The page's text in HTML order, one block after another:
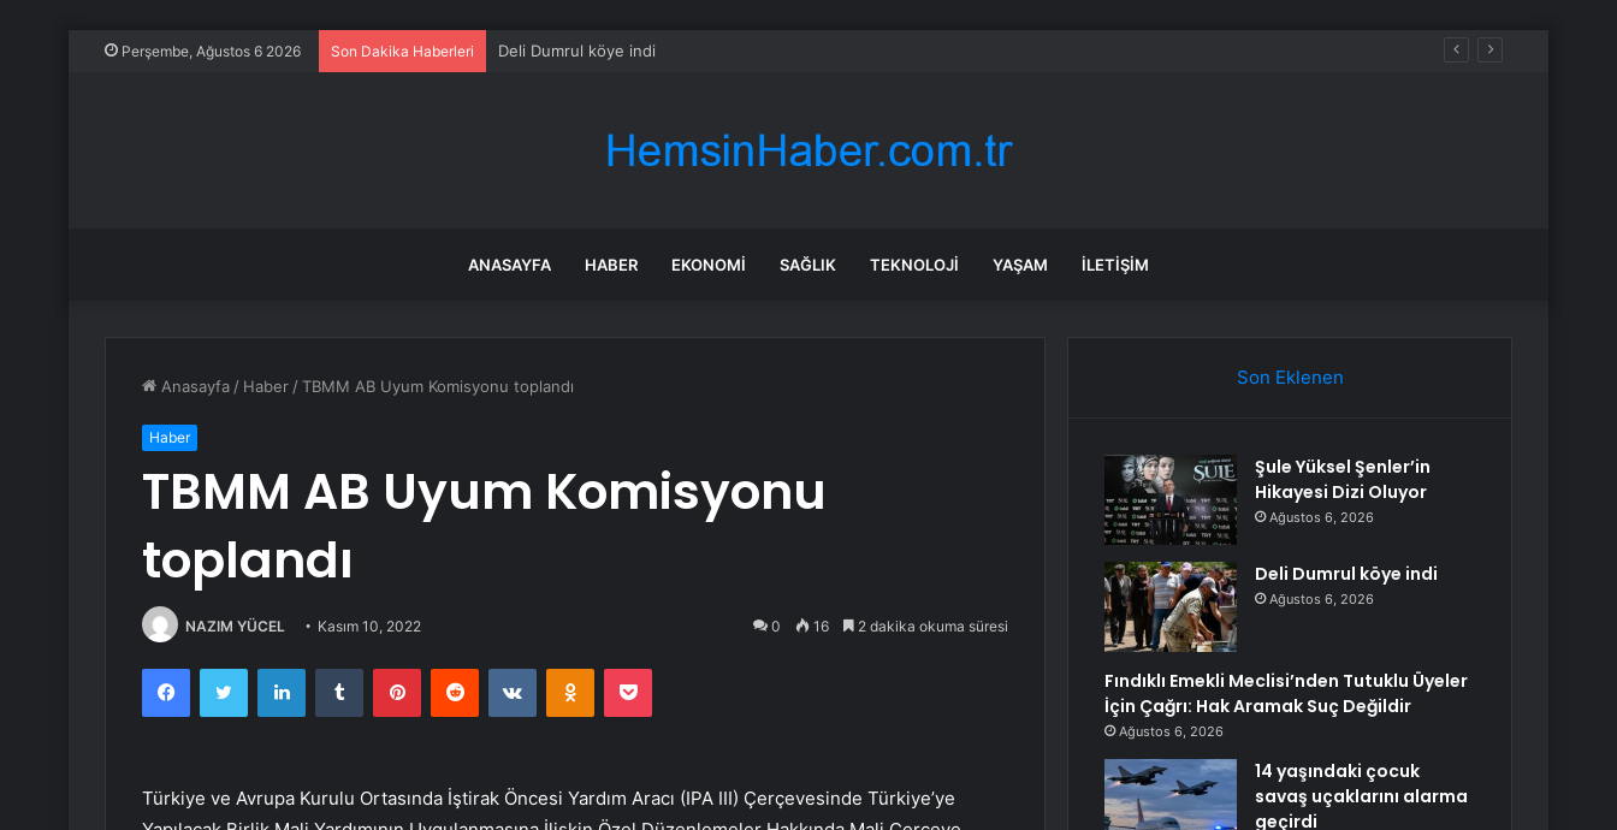
Perşembe, Ağustos 6 2026 Son Dakika Haberleri Deli Dumrul köye indi
ANASAYFA HABER EKONOMI SAĞLIK TEKNOLOJI YAŞAM İLETIŞIM
Anasayfa / Haber /TBMM AB Uyum Komisyonu toplandı
Haber
TBMM AB Uyum Komisyonu
toplandı
NAZIM YÜCEL Kasım 10, 2022 0 16 2 dakika okuma süresi
FacebookTwitter LinkedInTumblr PinterestReddit VKontakteOdnoklassniki
Pocket
Türkiye ve Avrupa Kurulu Ortasında İştirak Öncesi Yardım Aracı (IPA III) Çerçevesinde Türkiye’ye
Son Eklenen
Şule Yüksel Şenler’in
Hikayesi Dizi Oluyor
Ağustos 6, 2026
Deli Dumrul köye indi
Ağustos 6, 2026
Fındıklı Emekli Meclisi’nden Tutuklu Üyeler
İçin Çağrı: Hak Aramak Suç Değildir
Ağustos 6, 2026
14 yaşındaki çocuk
savaş uçaklarını alarma
geçirdi